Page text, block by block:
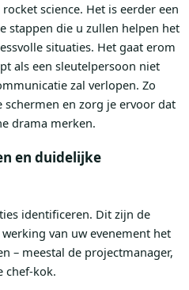
science. Het is eerder een
stappen die u zullen helpen het
situaties. Het gaat erom
als een sleutelpersoon niet
zal verlopen. Zo
en zorg je ervoor dat
drama merken.
en duidelijke
identificeren. Dit zijn de
van uw evenement het
– meestal de projectmanager,
chef-kok.